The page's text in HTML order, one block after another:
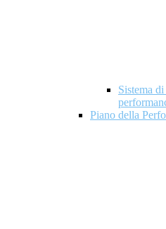
Sistema
Piano della